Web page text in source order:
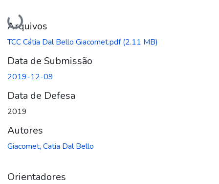
Carregando...
Arquivos
TCC Cátia Dal Bello Giacomet.pdf(2.11 MB)
Data de Submissão
2019-12-09
Data de Defesa
2019
Autores
Giacomet, Catia Dal Bello
Orientadores